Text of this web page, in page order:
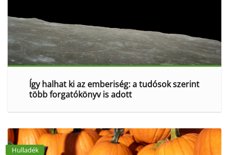
Így halhat ki az emberiség: a tudósok szerint
több forgatókönyv is adott
Hulladék